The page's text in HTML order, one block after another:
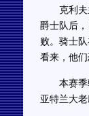
克利夫兰
爵士队后
败。骑士
看来，他们
本赛季骑
亚特兰大老